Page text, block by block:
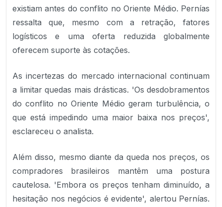
existiam antes do conflito no Oriente Médio. Pernías
ressalta que, mesmo com a retração, fatores
logísticos e uma oferta reduzida globalmente
oferecem suporte às cotações.
As incertezas do mercado internacional continuam
a limitar quedas mais drásticas. 'Os desdobramentos
do conflito no Oriente Médio geram turbulência, o
que está impedindo uma maior baixa nos preços',
esclareceu o analista.
Além disso, mesmo diante da queda nos preços, os
compradores brasileiros mantêm uma postura
cautelosa. 'Embora os preços tenham diminuído, a
hesitação nos negócios é evidente', alertou Pernías.